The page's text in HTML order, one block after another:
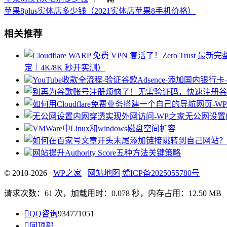
苹果8plus实体店多少钱（2021实体店苹果8手机价格）
相关推荐
定｜4K/8K 秒开实测）
YouTube收款全流程-验证谷歌Adsence-添加国内银行
无公网设
VMWare中Linux和windows磁盘空间扩容
网站提升Authority Score五种方法关键策略
© 2010-2026 WP之家 网站地图 赣ICP备2025055780号
请求次数：61 次，加载用时：0.078 秒，内存占用：12.50 MB
QQ咨询934771051